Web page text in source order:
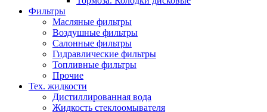
Фильтры
Масляные фильтры
Воздушные фильтры
Салонные фильтры
Гидравлические фильтры
Топливные фильтры
Прочие
Тех. жидкости
Дистиллированная вода
Жидкость стеклоомывателя